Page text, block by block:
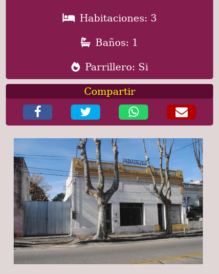
Habitaciones: 3
Baños: 1
Parrillero: Si
Compartir